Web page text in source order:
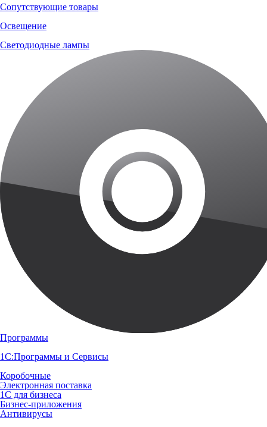
Сопутствующие товары
Освещение
Светодиодные лампы
Программы
1С:Программы и Сервисы
Коробочные
Электронная поставка
1С для бизнеса
Бизнес-приложения
Антивирусы